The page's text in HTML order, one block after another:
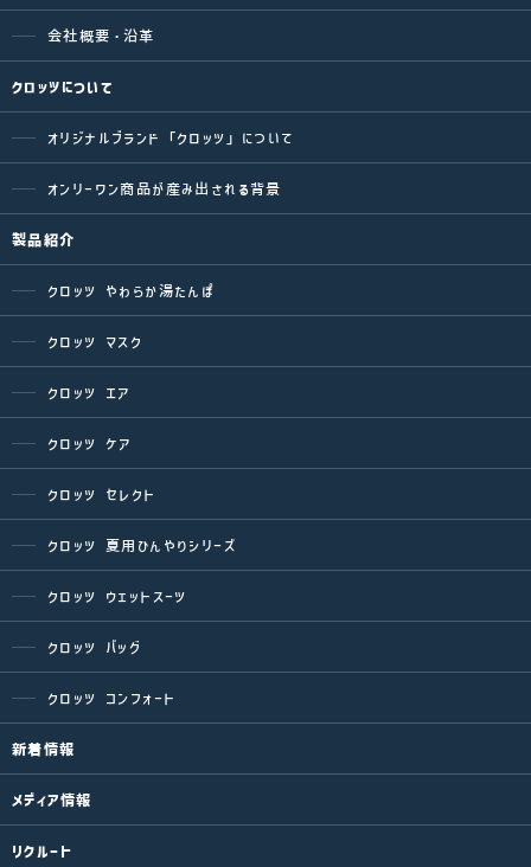
会社概要・沿革
クロッツについて
オリジナルブランド「クロッツ」について
オンリーワン商品が産み出される背景
製品紹介
クロッツ やわらか湯たんぽ
クロッツ マスク
クロッツ エア
クロッツ ケア
クロッツ セレクト
クロッツ 夏用ひんやりシリーズ
クロッツ ウェットスーツ
クロッツ バッグ
クロッツ コンフォート
新着情報
メディア情報
リクルート